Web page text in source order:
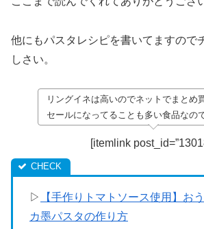
他にもパスタレシピを書いてますので
しさい。
リングイネは高いのでネットでまとめ
セールになってることも多い食品なの
[itemlink
▷
【手作りトマトソース使用】お
カ墨パスタの作り方